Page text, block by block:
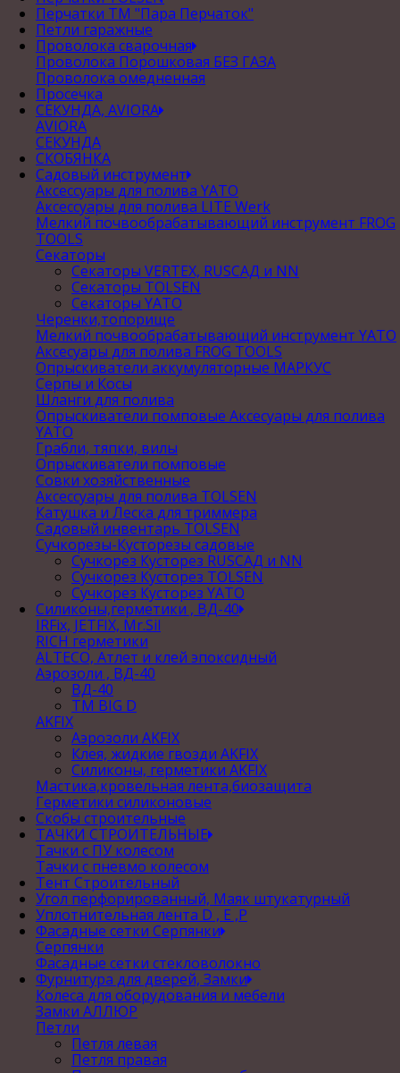
Перчатки ТМ "Пара Перчаток"
Петли гаражные
Проволока сварочная
Проволока Порошковая БЕЗ ГАЗА
Проволока омедненная
Просечка
СЕКУНДА, AVIORA
AVIORA
СЕКУНДА
СКОБЯНКА
Садовый инструмент
Аксессуары для полива YATO
Аксессуары для полива LITE Werk
Мелкий почвообрабатывающий инструмент FROG
TOOLS
Секаторы
Секаторы VERTEX, RUSСАД и NN
Секаторы TOLSEN
Секаторы YATO
Черенки,топорище
Мелкий почвообрабатывающий инструмент YATO
Аксесуары для полива FROG TOOLS
Опрыскиватели аккумуляторные МАРКУС
Серпы и Косы
Шланги для полива
Опрыскиватели помповые Аксесуары для полива
YATO
Грабли, тяпки, вилы
Опрыскиватели помповые
Совки хозяйственные
Аксессуары для полива TOLSEN
Катушка и Леска для триммера
Садовый инвентарь TOLSEN
Сучкорезы-Кусторезы садовые
Сучкорез Кусторез RUSСАД и NN
Сучкорез Кусторез TOLSEN
Сучкорез Кусторез YATO
Силиконы,герметики , ВД-40
IRFix, JETFIX, Mr.Sil
RICH герметики
ALTECO, Атлет и клей эпоксидный
Аэрозоли , ВД-40
ВД-40
TM BIG D
AKFIX
Аэрозоли AKFIX
Клея, жидкие гвозди AKFIX
Силиконы, герметики AKFIX
Мастика,кровельная лента,биозащита
Герметики силиконовые
Скобы строительные
ТАЧКИ СТРОИТЕЛЬНЫЕ
Тачки с ПУ колесом
Тачки с пневмо колесом
Тент Строительный
Угол перфорированный, Маяк штукатурный
Уплотнительная лента D , Е ,P
Фасадные сетки Серпянки
Серпянки
Фасадные сетки стекловолокно
Фурнитура для дверей, Замки
Колеса для оборудования и мебели
Замки АЛЛЮР
Петли
Петля левая
Петля правая